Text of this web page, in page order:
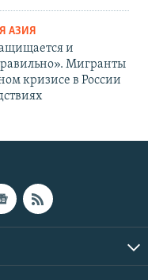
АЗИЯ
и
Мигранты
кризисе в России